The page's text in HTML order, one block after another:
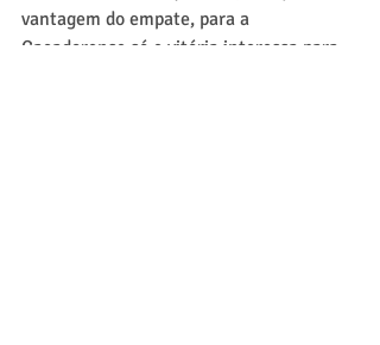
vantagem do empate, para a
Caçadorense só e vitória interessa para